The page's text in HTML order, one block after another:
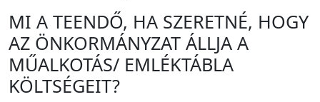
MI A TEENDŐ, HA SZERETNÉ, HOGY
AZ ÖNKORMÁNYZAT ÁLLJA A
MŰALKOTÁS/ EMLÉKTÁBLA
KÖLTSÉGEIT?